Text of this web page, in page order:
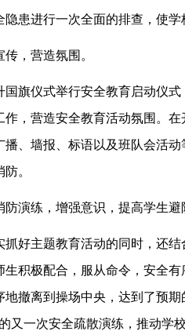
隐患进行一次全面的排查，使学
，营造氛围。
国旗仪式举行安全教育启动仪
作，营造安全教育活动氛围。
播、墙报、标语以及班队会活
。
防演练，增强意识，提高学生避
抓好主题教育活动的同时，还
生积极配合，服从命令，安全
地撤离到操场中央，达到了预
又一次安全疏散演练，推动学